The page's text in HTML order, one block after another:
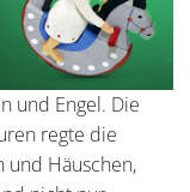
und Engel. Die
regte die
und Häuschen,